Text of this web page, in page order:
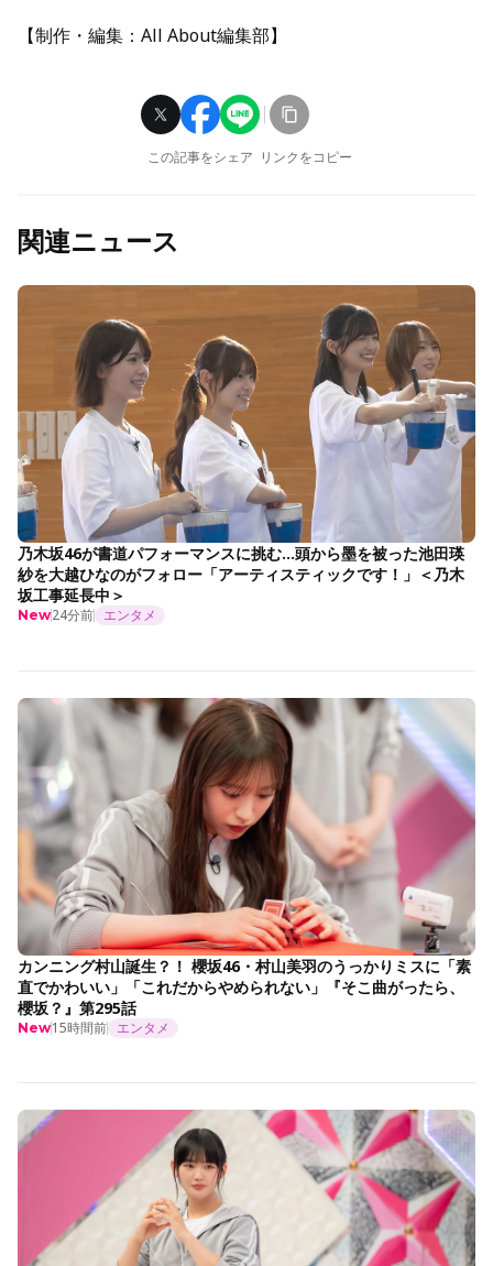
【制作・編集：All About編集部】
この記事をシェア リンクをコピー
関連ニュース
乃木坂46が書道パフォーマンスに挑む…頭から墨を被った池田瑛
紗を大越ひなのがフォロー「アーティスティックです！」＜乃木
坂工事延長中＞
New24分前 エンタメ
カンニング村山誕生？！ 櫻坂46・村山美羽のうっかりミスに「素
直でかわいい」「これだからやめられない」『そこ曲がったら、
櫻坂？』第295話
New15時間前 エンタメ